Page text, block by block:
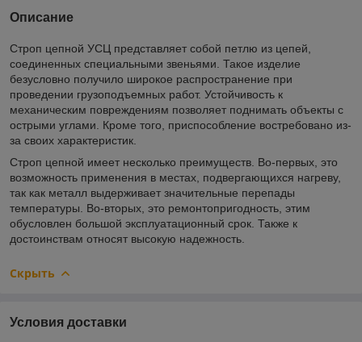
Описание
Строп цепной УСЦ представляет собой петлю из цепей,
соединенных специальными звеньями. Такое изделие
безусловно получило широкое распространение при
проведении грузоподъемных работ. Устойчивость к
механическим повреждениям позволяет поднимать объекты с
острыми углами. Кроме того, приспособление востребовано из-
за своих характеристик.
Строп цепной имеет несколько преимуществ. Во-первых, это
возможность применения в местах, подвергающихся нагреву,
так как металл выдерживает значительные перепады
температуры. Во-вторых, это ремонтопригодность, этим
обусловлен большой эксплуатационный срок. Также к
достоинствам относят высокую надежность.
Скрыть
Условия доставки